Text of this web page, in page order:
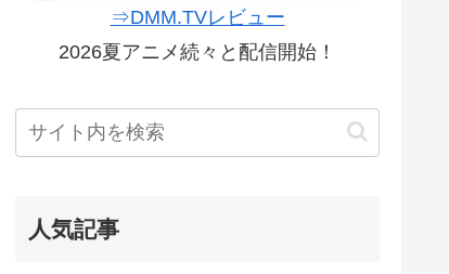
⇒DMM.TVレビュー
2026夏アニメ続々と配信開始！
人気記事